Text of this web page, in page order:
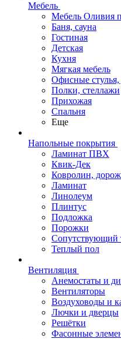
Мебель
Мебель Оливия
Баня, сауна
Гостиная
Детская
Кухня
Мягкая мебель
Офисные
Полки, стеллажи
Прихожая
Спальня
Еще
Напольные покрытия
Ламинат ПВХ
Квик-Дек
Ковролин,
Ламинат
Линолеум
Плинтус
Подложка
Порожки
Сопутствующий
Теплый пол
Вентиляция
Анемостаты и
Вентиляторы
Воздуховоды и
Лючки и дверцы
Решётки
Фасонные